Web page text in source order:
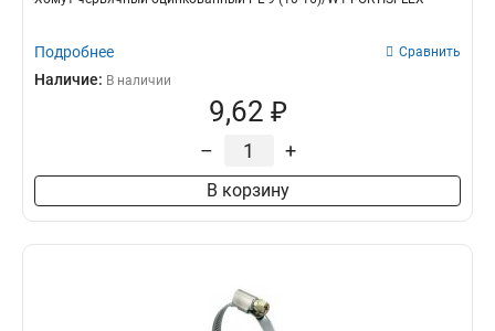
Подробнее Сравнить
Наличие: В наличии
9,62 ₽
– +
В корзину